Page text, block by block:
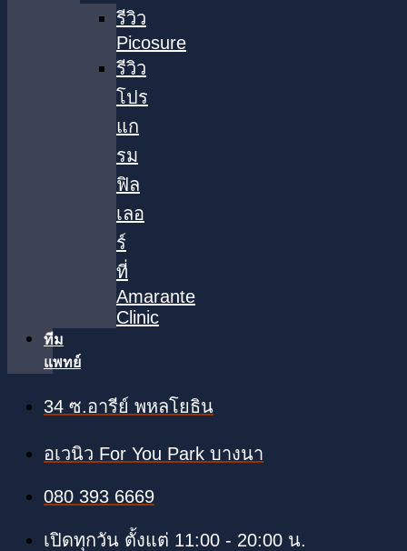
รีวิว
Picosure
รีวิว
โปร
แก
รม
ฟิล
เลอ
ร์
ที่
Amarante
Clinic
ทีม
แพทย์
34 ซ.อารีย์ พหลโยธิน
อเวนิว For You Park บางนา
080 393 6669
เปิดทุกวัน ตั้งแต่ 11:00 - 20:00 น.